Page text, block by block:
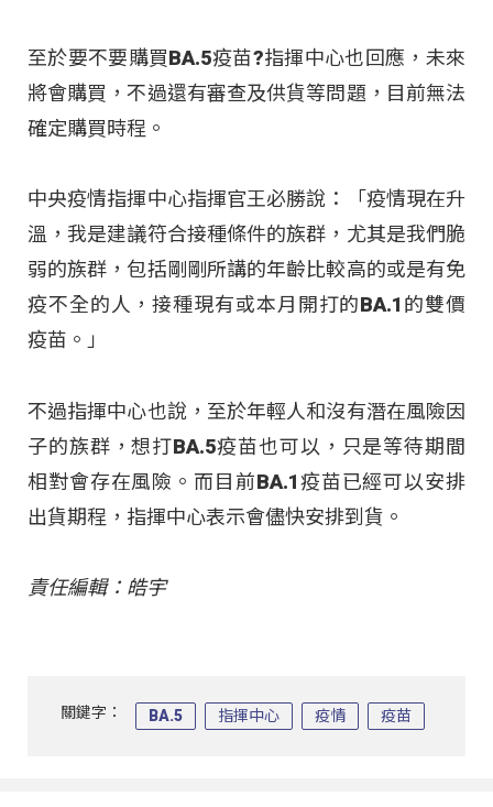
至於要不要購買BA.5疫苗?指揮中心也回應，未來
將會購買，不過還有審查及供貨等問題，目前無法
確定購買時程。
中央疫情指揮中心指揮官王必勝說：「疫情現在升
溫，我是建議符合接種條件的族群，尤其是我們脆
弱的族群，包括剛剛所講的年齡比較高的或是有免
疫不全的人，接種現有或本月開打的BA.1的雙價
疫苗。」
不過指揮中心也說，至於年輕人和沒有潛在風險因
子的族群，想打BA.5疫苗也可以，只是等待期間
相對會存在風險。而目前BA.1疫苗已經可以安排
出貨期程，指揮中心表示會儘快安排到貨。
責任編輯：皓宇
關鍵字： BA.5 指揮中心 疫情 疫苗